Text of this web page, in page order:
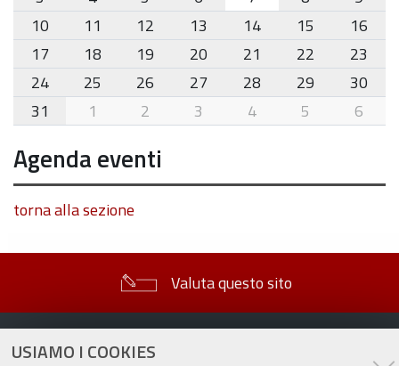
USIAMO I COOKIES
10
11 12 13 14 15
16
17
18 19 20 21 22
23
24
25 26 27 28 29
30
31
1 2 3 4 5 6
Agenda eventi
torna alla sezione
Valuta questo sito